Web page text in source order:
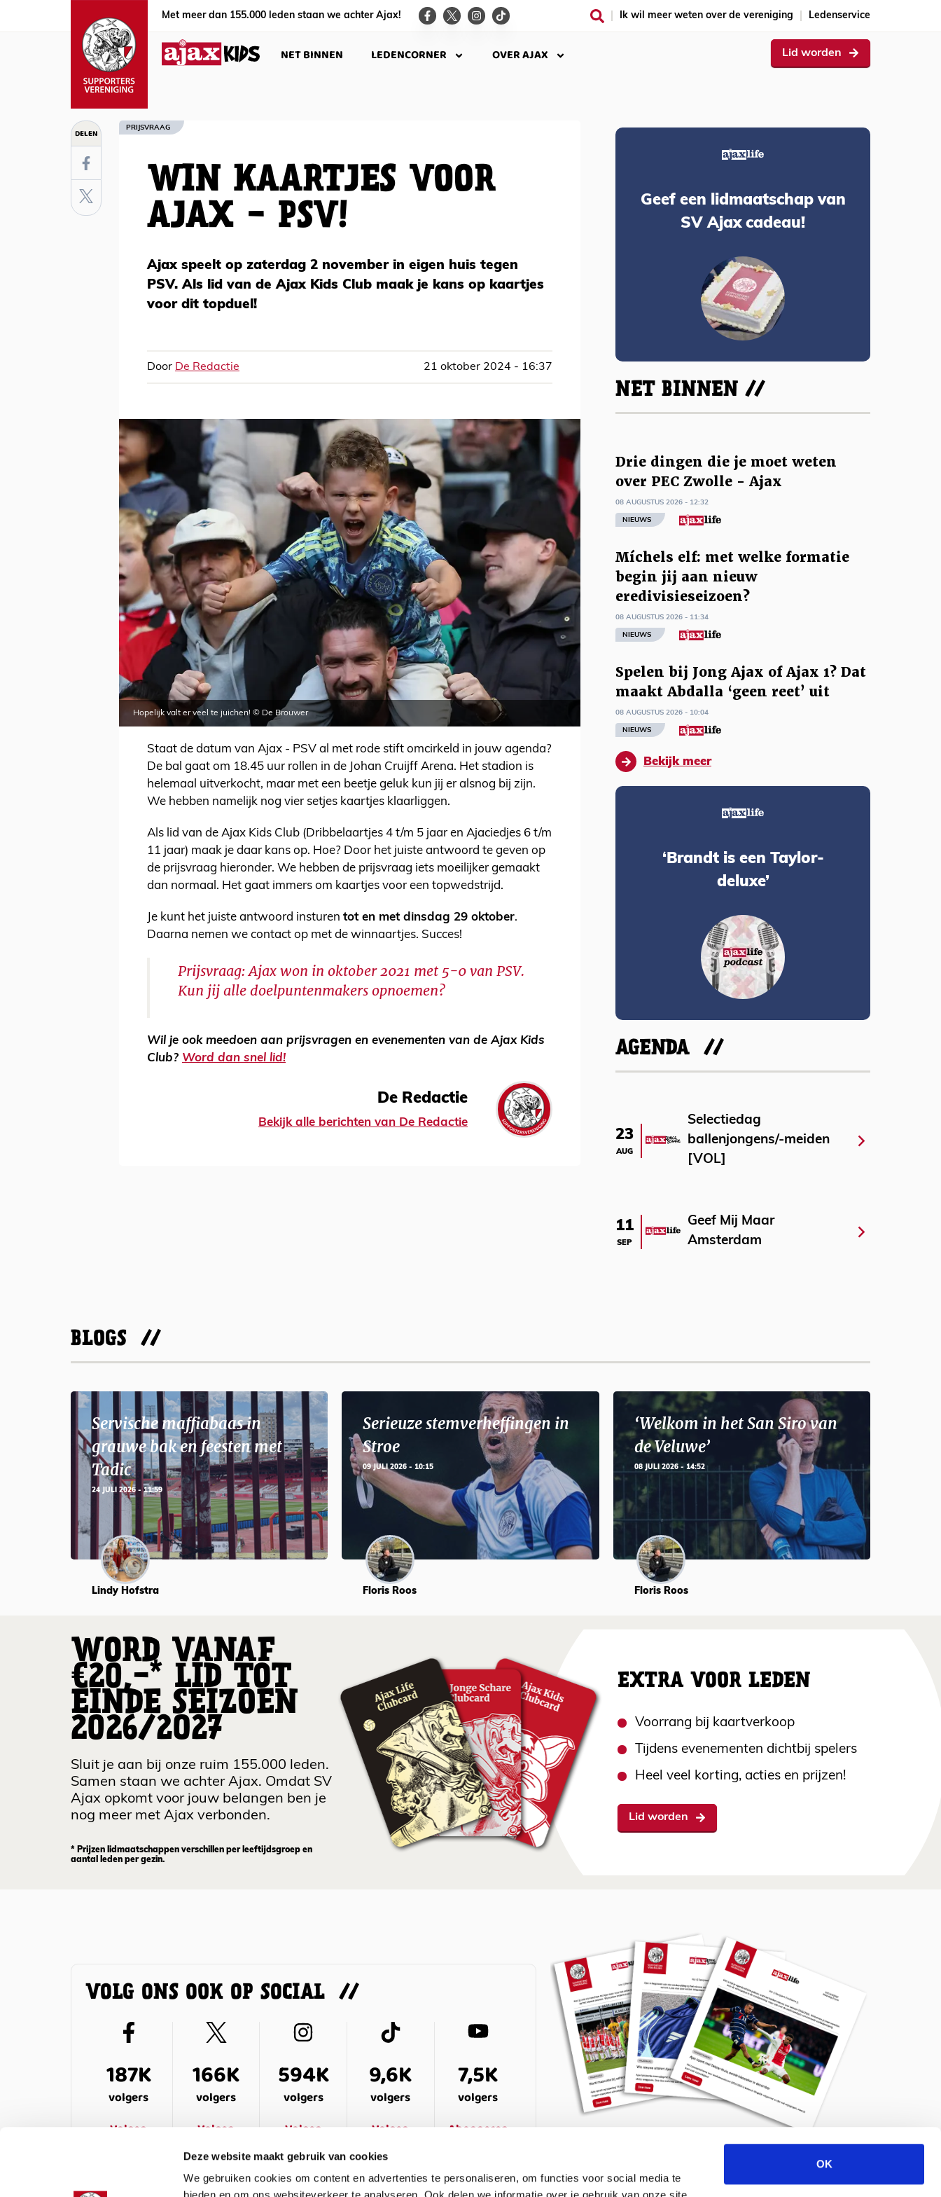
Deze website maakt gebruik van cookies
We gebruiken cookies om content en advertenties te personaliseren, om functies voor social media te
OK
Met meer dan 155.000 leden staan we achter Ajax! Ik wil meer weten over de vereniging Ledenservice
NET BINNEN LEDENCORNER OVER AJAX Lid worden
DELEN PRIJSVRAAG
WIN KAARTJES VOOR
AJAX - PSV!
Ajax speelt op zaterdag 2 november in eigen huis tegen
PSV. Als lid van de Ajax Kids Club maak je kans op kaartjes
voor dit topduel!
Door De Redactie 21 oktober 2024 - 16:37
Hopelijk valt er veel te juichen! © De Brouwer
Staat de datum van Ajax - PSV al met rode stift omcirkeld in jouw agenda?
De bal gaat om 18.45 uur rollen in de Johan Cruijff Arena. Het stadion is
helemaal uitverkocht, maar met een beetje geluk kun jij er alsnog bij zijn.
We hebben namelijk nog vier setjes kaartjes klaarliggen.
Als lid van de Ajax Kids Club (Dribbelaartjes 4 t/m 5 jaar en Ajaciedjes 6 t/m
11 jaar) maak je daar kans op. Hoe? Door het juiste antwoord te geven op
de prijsvraag hieronder. We hebben de prijsvraag iets moeilijker gemaakt
dan normaal. Het gaat immers om kaartjes voor een topwedstrijd.
Je kunt het juiste antwoord insturen tot en met dinsdag 29 oktober.
Daarna nemen we contact op met de winnaartjes. Succes!
Prijsvraag: Ajax won in oktober 2021 met 5-0 van PSV.
Kun jij alle doelpuntenmakers opnoemen?
Wil je ook meedoen aan prijsvragen en evenementen van de Ajax Kids
Club? Word dan snel lid!
De Redactie
Bekijk alle berichten van De Redactie
Geef een lidmaatschap van
SV Ajax cadeau!
NET BINNEN //
Drie dingen die je moet weten
over PEC Zwolle - Ajax
08 AUGUSTUS 2026 - 12:32
NIEUWS
Míchels elf: met welke formatie
begin jij aan nieuw
eredivisieseizoen?
08 AUGUSTUS 2026 - 11:34
NIEUWS
Spelen bij Jong Ajax of Ajax 1? Dat
maakt Abdalla ‘geen reet’ uit
08 AUGUSTUS 2026 - 10:04
NIEUWS
Bekijk meer
‘Brandt is een Taylor-
deluxe’
AGENDA
23
AUG
Selectiedag
ballenjongens/-meiden
[VOL]
11
SEP
Geef Mij Maar
Amsterdam
BLOGS
Servische maffiabaas in
grauwe bak en feesten met
Tadic
24 JULI 2026 - 11:59
Lindy Hofstra
Serieuze stemverheffingen in
Stroe
09 JULI 2026 - 10:15
Floris Roos
‘Welkom in het San Siro van
de Veluwe’
08 JULI 2026 - 14:52
Floris Roos
WORD VANAF
€20,-* LID TOT
EINDE SEIZOEN
2026/2027
Sluit je aan bij onze ruim 155.000 leden.
Samen staan we achter Ajax. Omdat SV
Ajax opkomt voor jouw belangen ben je
nog meer met Ajax verbonden.
* Prijzen lidmaatschappen verschillen per leeftijdsgroep en
aantal leden per gezin.
EXTRA VOOR LEDEN
Voorrang bij kaartverkoop
Tijdens evenementen dichtbij spelers
Heel veel korting, acties en prijzen!
Lid worden
VOLG ONS OOK OP SOCIAL
187K
volgers
Volgen
166K
volgers
Volgen
594K
volgers
Volgen
9,6K
volgers
Volgen
7,5K
volgers
Abonneren
Meld je aan voor de nieuwsbrief